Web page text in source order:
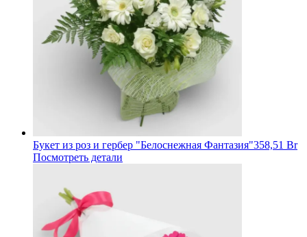
Букет из роз и гербер "Белоснежная Фантазия"358,51 Br
Посмотреть детали